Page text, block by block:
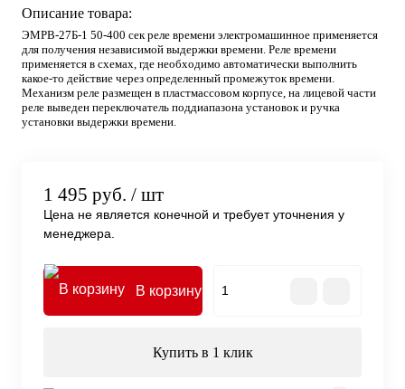
Описание товара:
ЭМРВ-27Б-1 50-400 сек реле времени электромашинное применяется
для получения независимой выдержки времени. Реле времени
применяется в схемах, где необходимо автоматически выполнить
какое-то действие через определенный промежуток времени.
Механизм реле размещен в пластмассовом корпусе, на лицевой части
реле выведен переключатель поддиапазона установок и ручка
установки выдержки времени.
1 495 руб. / шт
Цена не является конечной и требует уточнения у
менеджера.
В корзину
Купить в 1 клик